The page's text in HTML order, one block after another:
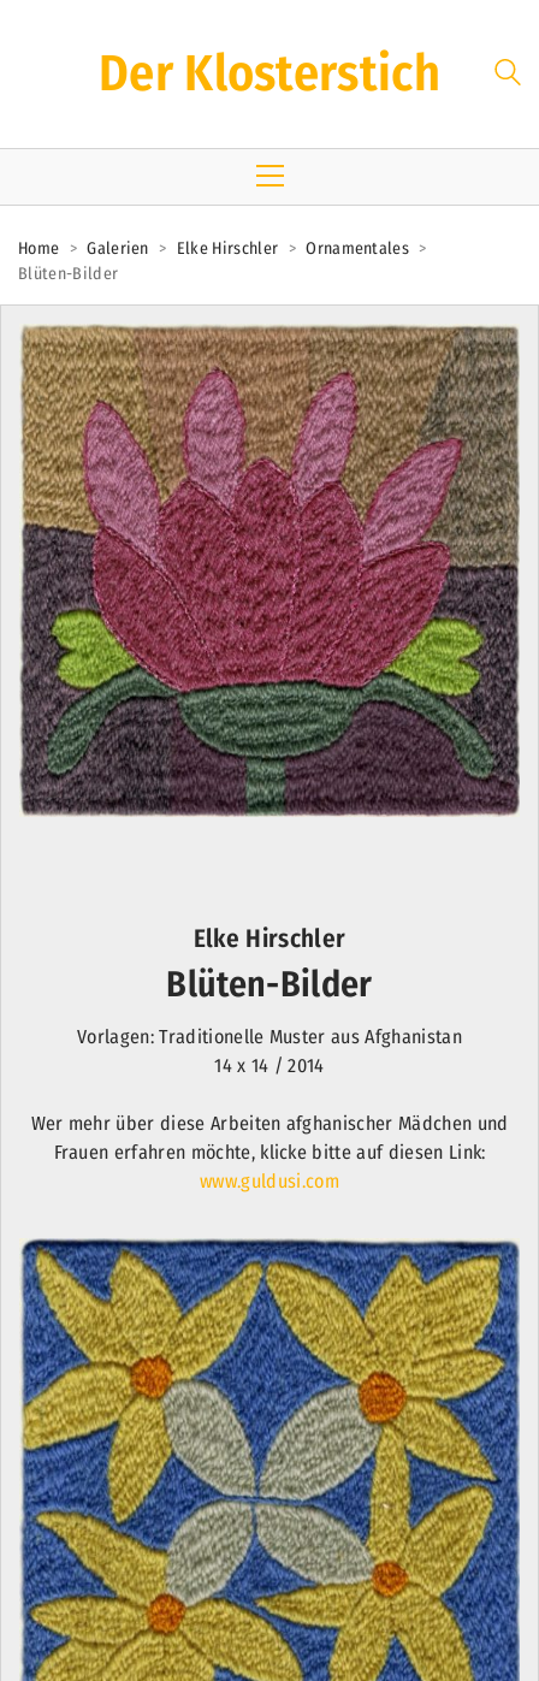
Der Klosterstich
Home > Galerien > Elke Hirschler > Ornamentales >
Blüten-Bilder
Elke Hirschler
Blüten-Bilder
Vorlagen: Traditionelle Muster aus Afghanistan
14 x 14 / 2014
Wer mehr über diese Arbeiten afghanischer Mädchen und
Frauen erfahren möchte, klicke bitte auf diesen Link:
www.guldusi.com